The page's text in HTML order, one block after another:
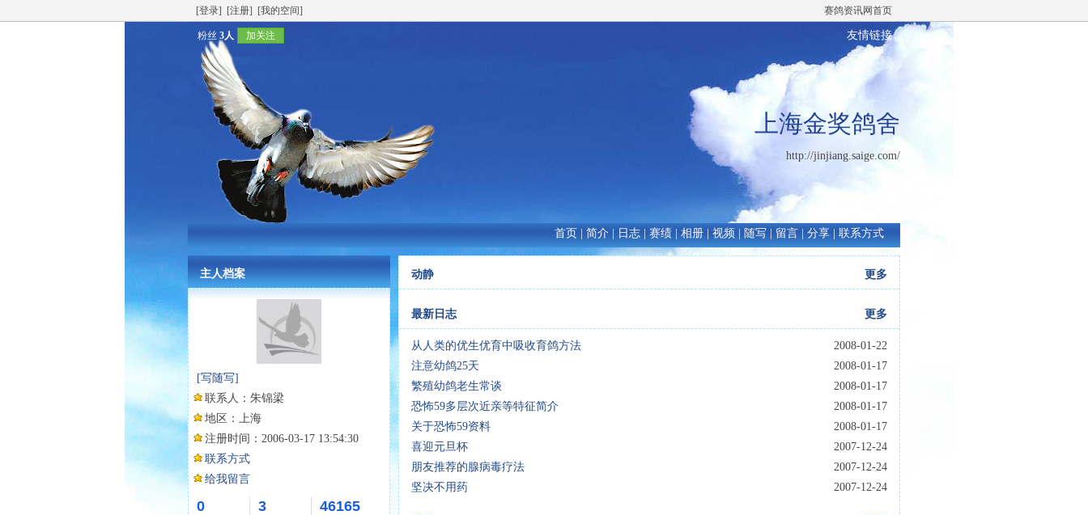
[登录] [注册] [我的空间] 赛鸽资讯网首页
粉丝 3人 加关注 友情链接
上海金奖鸽舍
http://jinjiang.saige.com/
首页 简介 日志 赛绩 相册 视频 随写 留言 分享 联系方式
主人档案
[写随写]
联系人： 朱锦梁
地区： 上海
注册时间： 2006-03-17 13:54:30
联系方式
给我留言
0 3 46165
动静 更多
最新日志 更多
2008-01-22
从人类的优生优育中吸收育鸽方法
2008-01-17
注意幼鸽25天
2008-01-17
繁殖幼鸽老生常谈
2008-01-17
恐怖59多层次近亲等特征简介
2008-01-17
关于恐怖59资料
2007-12-24
喜迎元旦杯
2007-12-24
朋友推荐的腺病毒疗法
2007-12-24
坚决不用药